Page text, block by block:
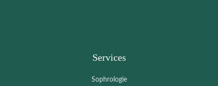
Services
Sophrologie